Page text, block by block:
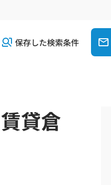
保存した検索条件
貸倉